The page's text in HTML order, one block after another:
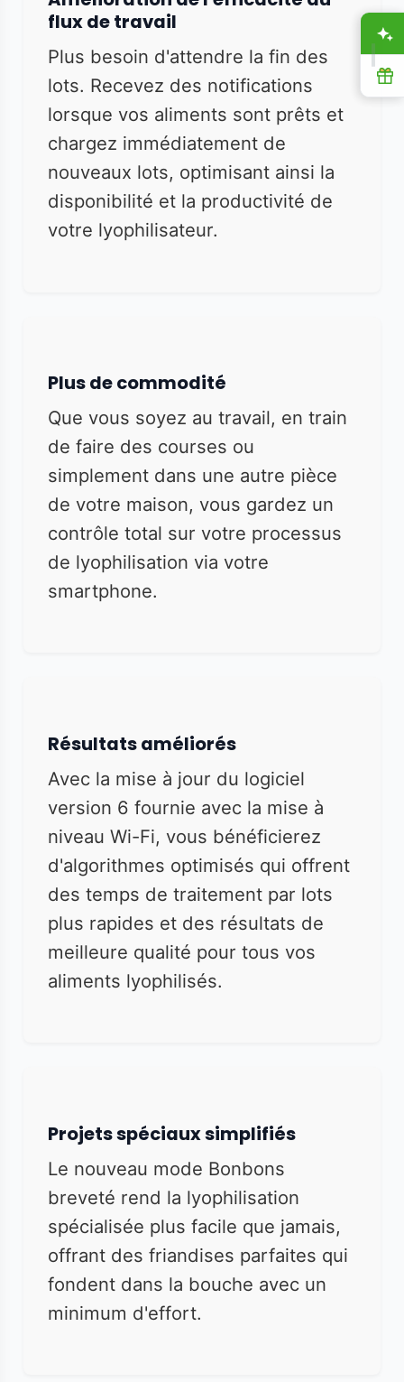
flux de travail
Plus besoin d'attendre la fin des
lots. Recevez des notifications
lorsque vos aliments sont prêts et
chargez immédiatement de
nouveaux lots, optimisant ainsi la
disponibilité et la productivité de
votre lyophilisateur.
Plus de commodité
Que vous soyez au travail, en train
de faire des courses ou
simplement dans une autre pièce
de votre maison, vous gardez un
contrôle total sur votre processus
de lyophilisation via votre
smartphone.
Résultats améliorés
Avec la mise à jour du logiciel
version 6 fournie avec la mise à
niveau Wi-Fi, vous bénéficierez
d'algorithmes optimisés qui offrent
des temps de traitement par lots
plus rapides et des résultats de
meilleure qualité pour tous vos
aliments lyophilisés.
Projets spéciaux simplifiés
Le nouveau mode Bonbons
breveté rend la lyophilisation
spécialisée plus facile que jamais,
offrant des friandises parfaites qui
fondent dans la bouche avec un
minimum d'effort.